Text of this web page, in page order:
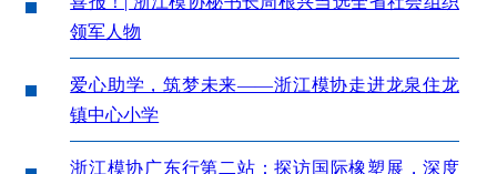
领军人物
爱心助学，筑梦未来——浙江模协走进龙泉住龙
镇中心小学
浙江模协广东行第二站：探访国际橡塑展，深度